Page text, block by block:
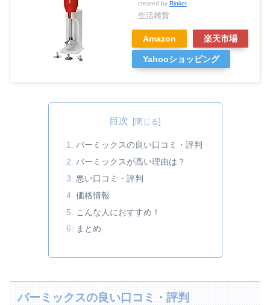
created by Rinker
生活雑貨
Amazon 楽天市場
Yahooショッピング
目次
バーミックスの良い口コミ・評判
バーミックスが高い理由は？
悪い口コミ・評判
価格情報
こんな人におすすめ！
まとめ
バーミックスの良い口コミ・評判